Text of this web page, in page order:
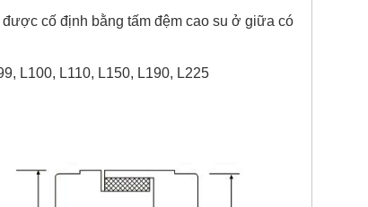
cố định bằng tấm đệm cao su ở giữa có
L100, L110, L150, L190, L225